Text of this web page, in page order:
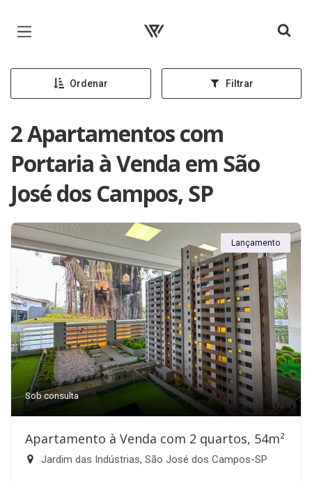
Página inicial
Ordenar Filtrar
2 Apartamentos com
Portaria à Venda em São
José dos Campos, SP
Lançamento
Sob consulta
Apartamento à Venda com 2 quartos, 54m²
Jardim das Indústrias, São José dos Campos-SP